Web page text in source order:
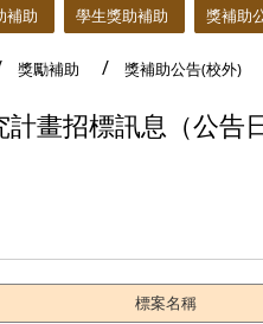
補助 學生獎助補助 獎補助
獎勵補助 獎補助公告(校外)
畫招標訊息（公告
標案名稱